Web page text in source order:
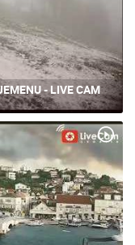
- LIVE CAM